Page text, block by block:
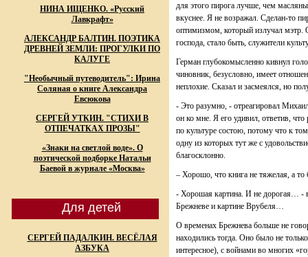
НИНА ИЩЕНКО. «Русский
Лавкрафт»
АЛЕКСАНДР БАЛТИН. ПОЭТИКА
ДРЕВНЕЙ ЗЕМЛИ: ПРОГУЛКИ ПО
КАЛУГЕ
"Необычный путеводитель": Ирина
Соляная о книге Александра
Евсюкова
СЕРГЕЙ УТКИН. "СТИХИ В
ОТПЕЧАТКАХ ПРОЗЫ"
«Знаки на светлой воде». О
поэтической подборке Натальи
Баевой в журнале «Москва»
Для детей
СЕРГЕЙ ПАДАЛКИН. ВЕСЁЛАЯ
АЗБУКА
для этого пирога лучше, чем
вкуснее. Я не возражал. Сделан-то
оптимизмом, который излучал
господа, стало быть, служители
Герман глубокомысленно кивнул
чиновник, безусловно, имеет
неплохие. Сказал и засмеялся, но
- Это разумно, - отреагировал
он ко мне. Я его удивил, ответив,
по культуре состою, потому что к
одну из которых тут же с
благосклонно.
– Хорошо, что книга не тяжелая, а
- Хорошая картина. И не дорогая… -
Брежневе и картине Врубеля…
О временах Брежнева больше не
находились тогда. Оно было не
интересное), с войнами во многих